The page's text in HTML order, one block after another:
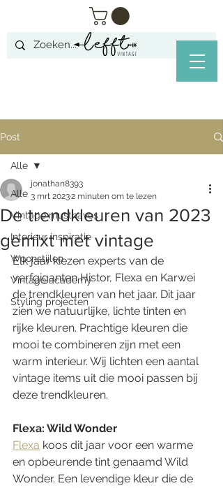
Post
Alle
Vintage musthaves
Interieur inspiratie
Woonstijlen
Vintage academy
Styling projecten
Alle
De trendkleuren van 2023
gemixt met vintage
jonathan8393
3 mrt 20232 minuten om te lezen
Elk jaar kiezen experts van de
verfgiganten Histor, Flexa en Karwei
de trendkleuren van het jaar. Dit jaar
zien we natuurlijke, lichte tinten en
rijke kleuren. Prachtige kleuren die
mooi te combineren zijn met een
warm interieur. Wij lichten een aantal
vintage items uit die mooi passen bij
deze trendkleuren.
Flexa: Wild Wonder
Flexa koos dit jaar voor een warme
en opbeurende tint genaamd Wild
Wonder. Een levendige kleur die de